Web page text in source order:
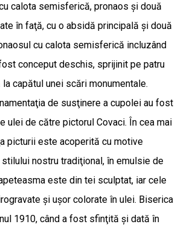
calota semisferică, pronaos şi două
în faţă, cu o absidă principală şi două
cu calota semisferică incluzând
conceput deschis, sprijinit pe patru
capătul unei scări monumentale.
de susţinere a cupolei au fost
ulei de către pictorul Covaci. În cea mai
picturii este acoperită cu motive
nostru tradiţional, în emulsie de
este din tei sculptat, iar cele
şi uşor colorate în ulei. Biserica
1910, când a fost sfinţită şi dată în